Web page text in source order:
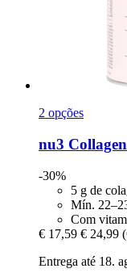
2 opções
nu3
-30%
5 g de
Mín.
Com
€ 17,59 € 24,99
Entrega até 18.